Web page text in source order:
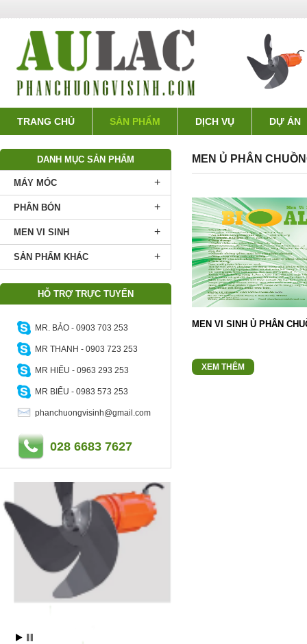
TRANG CHỦ SẢN PHẨM DỊCH VỤ DỰ ÁN
MEN Ủ PHÂN
MEN VI SINH Ủ PHÂN
XEM THÊM
DANH MỤC SẢN PHẨM
MÁY MÓC +
PHÂN BÓN +
MEN VI SINH +
SẢN PHẨM KHÁC +
HỖ TRỢ TRỰC TUYẾN
MR. BẢO - 0903 703 253
MR THANH - 0903 723 253
MR HIẾU - 0963 293 253
MR BIỂU - 0983 573 253
phanchuongvisinh@gmail.com
028 6683 7627